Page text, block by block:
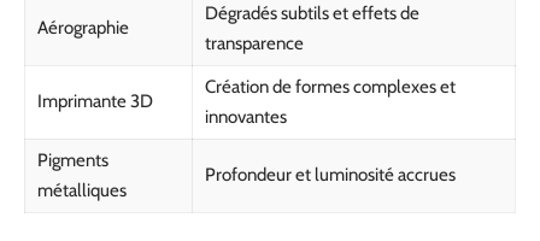
Aérographie
Dégradés subtils et effets de
transparence
Imprimante 3D
Création de formes complexes et
innovantes
Pigments
métalliques
Profondeur et luminosité accrues